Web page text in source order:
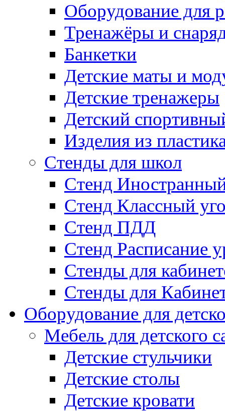
Оборудование для
Тренажёры и
Банкетки
Детские маты и
Детские тренажеры
Детский
Изделия из
Стенды для школ
Стенд
Стенд Классный
Стенд ПДД
Стенд Расписание
Стенды для
Стенды для
Оборудование для
Мебель для детского
Детские стульчики
Детские столы
Детские кровати